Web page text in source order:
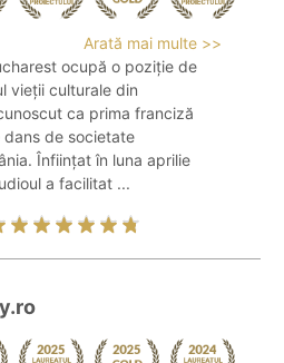
Arată mai multe >>
ocupă o poziție de
vieții culturale din
ca prima franciză
dans de societate
Înființat în luna aprilie
a facilitat ...